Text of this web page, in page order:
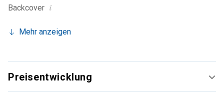
Backcover i
Mehr anzeigen
Preisentwicklung